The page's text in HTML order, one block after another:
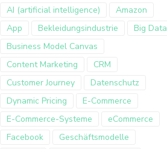
AI (artificial intelligence)
Amazon
App
Bekleidungsindustrie
Big Data
Business Model Canvas
Content Marketing
CRM
Customer Journey
Datenschutz
Dynamic Pricing
E-Commerce
E-Commerce-Systeme
eCommerce
Facebook
Geschäftsmodelle